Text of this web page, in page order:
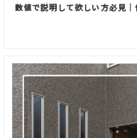
数値で説明して欲しい方必見